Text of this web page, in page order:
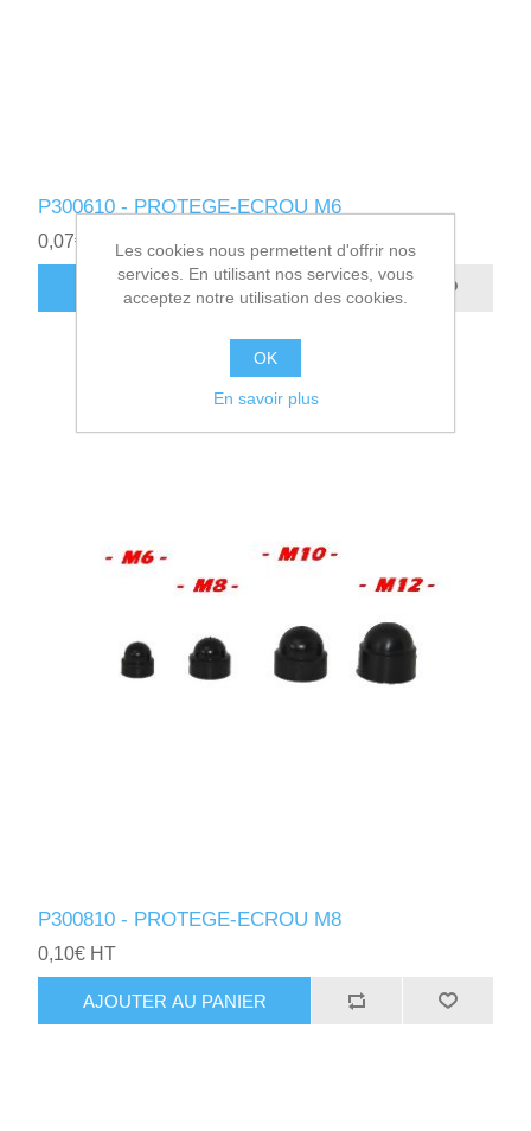
P300610 - PROTEGE-ECROU M6
0,07€ HT
AJOUTER AU PANIER
P300810 - PROTEGE-ECROU M8
0,10€ HT
AJOUTER AU PANIER
Les cookies nous permettent d'offrir nos
services. En utilisant nos services, vous
acceptez notre utilisation des cookies.
OK
En savoir plus